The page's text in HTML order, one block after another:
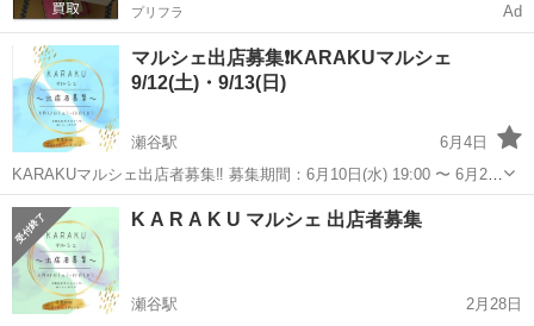
プリフラ Ad
マルシェ出店募集❗️KARAKUマルシェ
9/12(土)・9/13(日)
瀬谷駅
6月4日
KARAKUマルシェ出店者募集‼️ 募集期間：6月10日(水) 19:00 〜 6月24
日(水) 23:59 2026年9月12日(土)・13日(日) 2日間のマルシェの出店募集
♪ 瀬谷駅前❗️屋内❗️入場無料❗️ 天...
神奈川 横浜市 マルシェ
K A R A K U マルシェ 出店者募集
瀬谷駅
2月28日